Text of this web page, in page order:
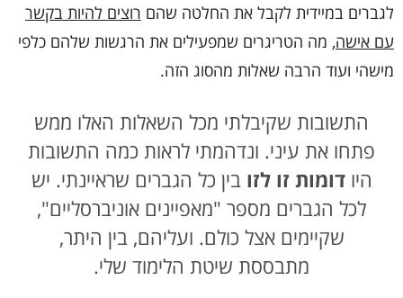
לגברים במיידית לקבל את החלטה שהם רוצים להיות בקשר
עם אישה, מה הטריגרים שמפעילים את הרגשות שלהם כלפי
מישהי ועוד הרבה שאלות מהסוג הזה.
התשובות שקיבלתי מכל השאלות האלו ממש
פתחו את עיני. ונדהמתי לראות כמה התשובות
היודומות זו לזו בין כל הגברים שראיינתי. יש
לכל הגברים מספר "מאפיינים אוניברסליים",
שקיימים אצל כולם. ועליהם, בין היתר,
מתבססת שיטת הלימוד שלי.